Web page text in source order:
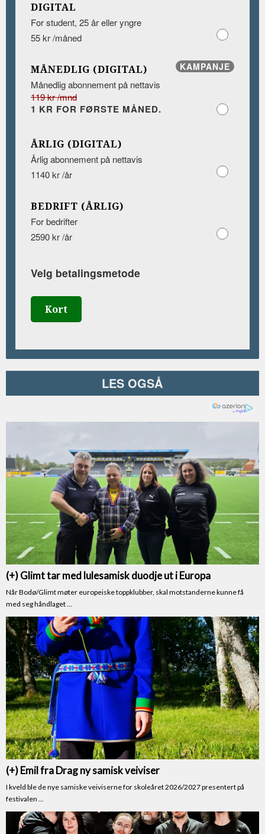
DIGITAL
For student, 25 år eller yngre
55 kr /måned
KAMPANJE
MÅNEDLIG (DIGITAL)
Månedlig abonnement på nettavis
119 kr /mnd
1 KR FOR FØRSTE MÅNED.
ÅRLIG (DIGITAL)
Årlig abonnement på nettavis
1140 kr /år
BEDRIFT (ÅRLIG)
For bedrifter
2590 kr /år
Velg betalingsmetode
Kort
LES OGSÅ